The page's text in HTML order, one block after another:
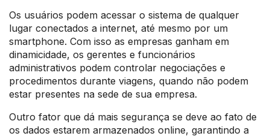
Os usuários podem acessar o sistema de qualquer
lugar conectados a internet, até mesmo por um
smartphone. Com isso as empresas ganham em
dinamicidade, os gerentes e funcionários
administrativos podem controlar negociações e
procedimentos durante viagens, quando não podem
estar presentes na sede de sua empresa.
Outro fator que dá mais segurança se deve ao fato de
os dados estarem armazenados online, garantindo a